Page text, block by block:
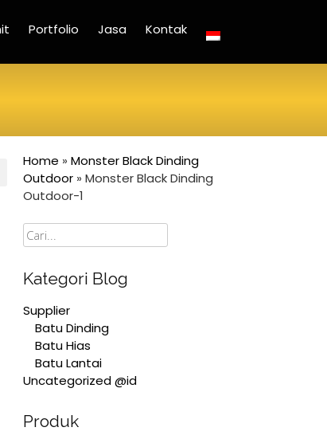
Portfolio Jasa Kontak
Home » Monster Black Dinding
Outdoor » Monster Black Dinding
Outdoor-1
Cari
Kategori Blog
Supplier
Batu Dinding
Batu Hias
Batu Lantai
Uncategorized @id
Produk